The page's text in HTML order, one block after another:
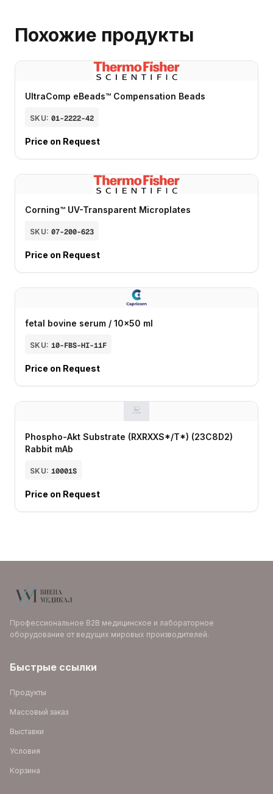
Похожие продукты
UltraComp eBeads™ Compensation Beads
SKU: 01-2222-42
Price on Request
Corning™ UV-Transparent Microplates
SKU: 07-200-623
Price on Request
fetal bovine serum / 10x50 ml
SKU: 10-FBS-HI-11F
Price on Request
Phospho-Akt Substrate (RXRXXS*/T*) (23C8D2)
Rabbit mAb
SKU: 10001S
Price on Request
Профессиональное B2B медицинское и лабораторное
оборудование от ведущих мировых производителей.
Быстрые ссылки
Продукты
Массовый заказ
Выставки
Условия
Корзина